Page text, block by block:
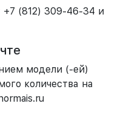
(812) 309-46-34 и
модели (-ей)
количества на